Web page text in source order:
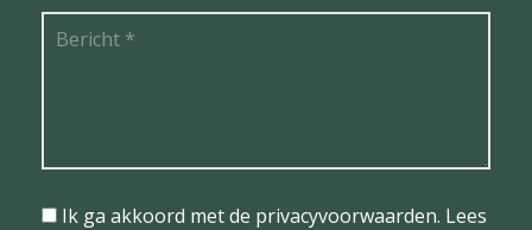
Ik ga akkoord met de privacyvoorwaarden. Lees